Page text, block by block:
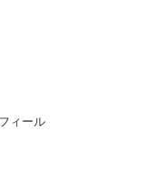
ィール